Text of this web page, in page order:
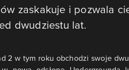
zaskakuje i pozwala
dwudziestu lat.
2 w tym roku obchodzi swoje